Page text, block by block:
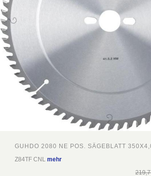
GUHDO 2080 NE POS. SÄGEBLATT
Z84TF CNL mehr